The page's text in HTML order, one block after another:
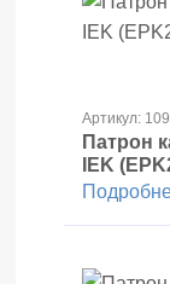
Артикул:
Патрон
IEK